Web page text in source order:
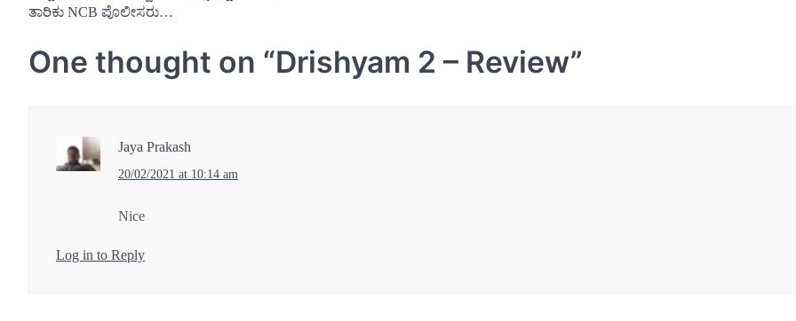
ತಾರಿಕು NCB ಪೊಲೀಸರು…
One thought on “Drishyam 2 – Review”
Jaya Prakash
20/02/2021 at 10:14 am
Nice
Log in to Reply